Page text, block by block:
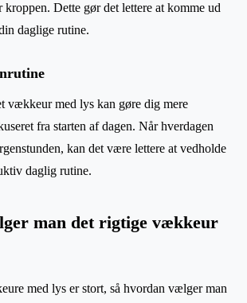
kroppen. Dette gør det lettere at komme ud
daglige rutine.
vækkeur med lys kan gøre dig mere
fra starten af dagen. Når hverdagen
kan det være lettere at vedholde
daglig rutine.
man det rigtige vækkeur
med lys er stort, så hvordan vælger man